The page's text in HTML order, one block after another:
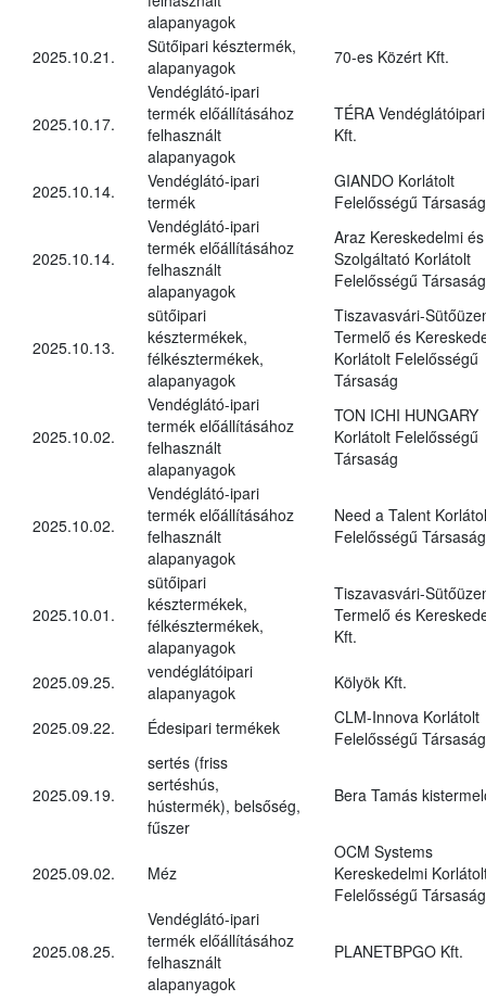
alapanyagok
2025.10.21.
Sütőipari késztermék,
alapanyagok
70-es Közért Kft.
2025.10.17.
Vendéglátó-ipari
termék előállításához
felhasznált
alapanyagok
TÉRA Vendéglátóipari
Kft.
2025.10.14.
Vendéglátó-ipari
termék
GIANDO Korlátolt
Felelősségű Társaság
2025.10.14.
Vendéglátó-ipari
termék előállításához
felhasznált
alapanyagok
Araz Kereskedelmi és
Szolgáltató Korlátolt
Felelősségű Társaság
2025.10.13.
sütőipari
késztermékek,
félkésztermékek,
alapanyagok
Tiszavasvári-
Termelő és
Korlátolt Felelősségű
Társaság
2025.10.02.
Vendéglátó-ipari
termék előállításához
felhasznált
alapanyagok
TON ICHI HUNGARY
Korlátolt Felelősségű
Társaság
2025.10.02.
Vendéglátó-ipari
termék előállításához
felhasznált
alapanyagok
Need a Talent
Felelősségű Társaság
2025.10.01.
sütőipari
késztermékek,
félkésztermékek,
alapanyagok
Tiszavasvári-
Termelő és
Kft.
2025.09.25.
vendéglátóipari
alapanyagok
Kölyök Kft.
2025.09.22. Édesipari termékek
CLM-Innova Korlátolt
Felelősségű Társaság
2025.09.19.
sertés (friss
sertéshús,
hústermék), belsőség,
fűszer
Bera Tamás
2025.09.02. Méz
OCM Systems
Kereskedelmi
Felelősségű Társaság
2025.08.25.
Vendéglátó-ipari
termék előállításához
felhasznált
alapanyagok
PLANETBPGO Kft.